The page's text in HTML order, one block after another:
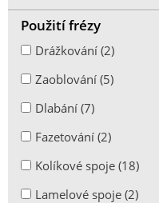
Použití frézy
Drážkování (2)
Zaoblování (5)
Dlabání (7)
Fazetování (2)
Kolíkové spoje (18)
Lamelové spoje (2)